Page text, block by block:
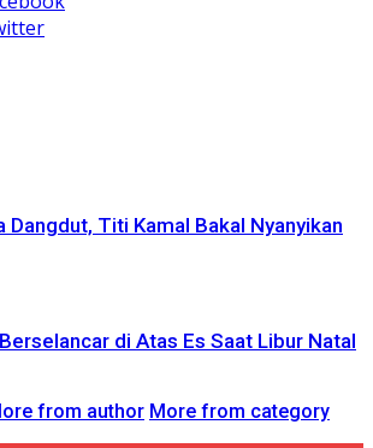
Dangdut, Titi Kamal Bakal Nyanyikan
di Atas Es Saat Libur Natal
from author More from category